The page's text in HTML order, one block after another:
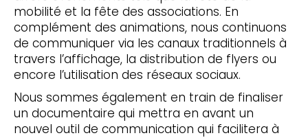
mobilité et la fête des associations. En
complément des animations, nous continuons
de communiquer via les canaux traditionnels à
travers l’affichage, la distribution de flyers ou
encore l’utilisation des réseaux sociaux.
Nous sommes également en train de finaliser
un documentaire qui mettra en avant un
nouvel outil de communication qui facilitera à